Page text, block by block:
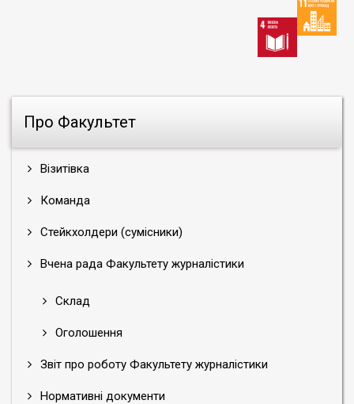
Про Факультет
Візитівка
Команда
Стейкхолдери (сумісники)
Вчена рада Факультету журналістики
Склад
Оголошення
Звіт про роботу Факультету журналістики
Нормативні документи